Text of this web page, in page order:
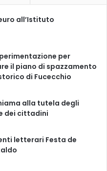
all’Istituto
per
il piano di spazzamento
di Fucecchio
alla tutela degli
dei cittadini
letterari Festa de